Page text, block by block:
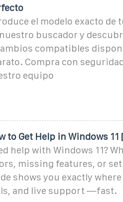
el modelo exacto de
buscador y
compatibles
Compra con
equipo
to Get Help in Windows
help with Windows 11?
missing features, or
shows you exactly
and live support —fast.